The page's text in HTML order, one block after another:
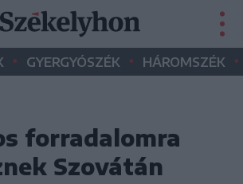
• GYERGYÓSZÉK • HÁROMSZÉK •
forradalomra
Szovátán